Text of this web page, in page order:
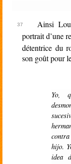
Ainsi
portrait d’une
détentrice du
son goût pour
Yo, que durante veinte años apenas
hijo.
idea